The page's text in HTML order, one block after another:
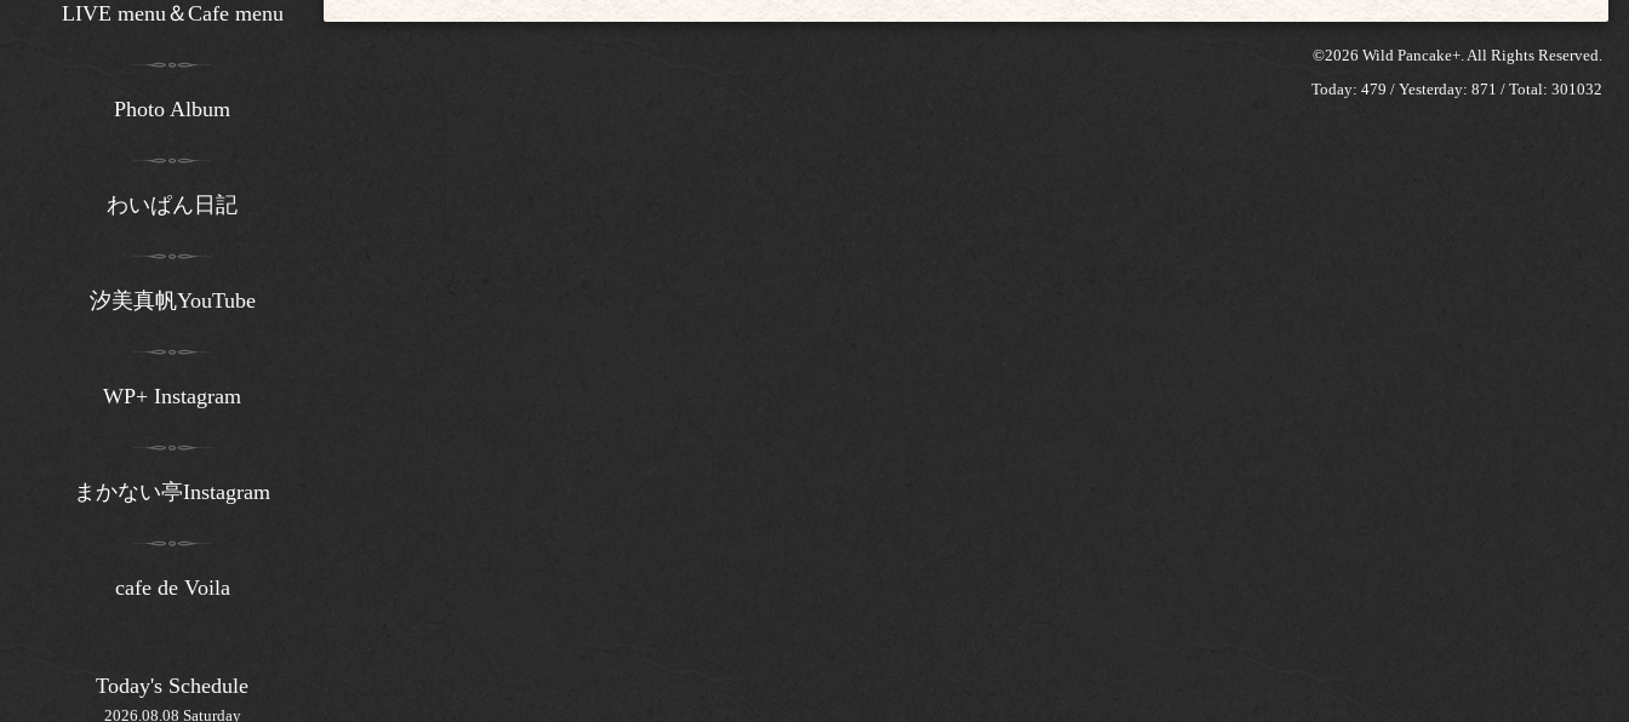
©2026 Wild Pancake+. All Rights Reserved.
Today: 479 / Yesterday: 871 / Total: 301032
LIVE menu＆Cafe menu
Photo Album
わいぱん日記
汐美真帆YouTube
WP+ Instagram
まかない亭Instagram
cafe de Voila
Today's Schedule
2026.08.08 Saturday